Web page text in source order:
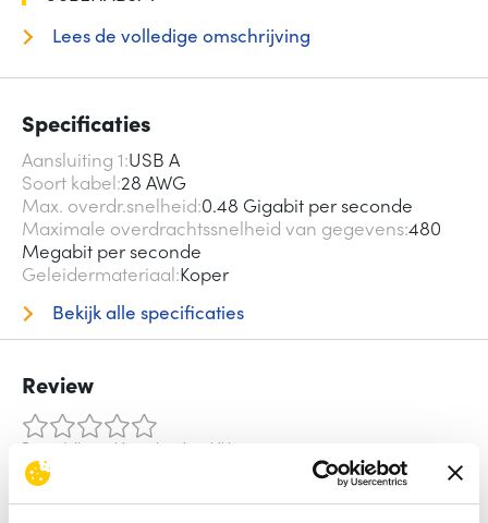
Lees de volledige omschrijving
Specificaties
Aansluiting 1 USB A
Soort kabel 28 AWG
Max. overdr.snelheid 0.48 Gigabit per seconde
Maximale overdrachtssnelheid van gegevens480
Megabit per seconde
Geleidermateriaal Koper
Bekijk alle specificaties
Review
Beoordelingen binnenkort beschikbaar